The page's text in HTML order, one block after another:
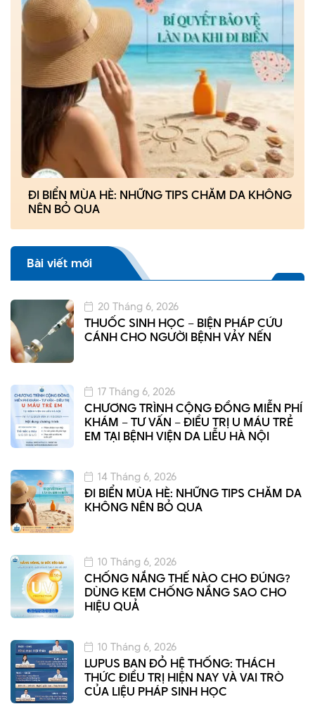
ĐI BIỂN MÙA HÈ: NHỮNG TIPS CHĂM DA KHÔNG
NÊN BỎ QUA
Bài viết mới
THUỐC SINH HỌC – BIỆN PHÁP CỨU
CÁNH CHO NGƯỜI BỆNH VẢY NẾN
20 Tháng 6, 2026
CHƯƠNG TRÌNH CỘNG ĐỒNG MIỄN PHÍ
KHÁM – TƯ VẤN – ĐIỀU TRỊ U MÁU TRẺ
EM TẠI BỆNH VIỆN DA LIỄU HÀ NỘI
17 Tháng 6, 2026
ĐI BIỂN MÙA HÈ: NHỮNG TIPS CHĂM DA
KHÔNG NÊN BỎ QUA
14 Tháng 6, 2026
CHỐNG NẮNG THẾ NÀO CHO ĐÚNG?
DÙNG KEM CHỐNG NẮNG SAO CHO
HIỆU QUẢ
10 Tháng 6, 2026
LUPUS BAN ĐỎ HỆ THỐNG: THÁCH
THỨC ĐIỀU TRỊ HIỆN NAY VÀ VAI TRÒ
CỦA LIỆU PHÁP SINH HỌC
10 Tháng 6, 2026